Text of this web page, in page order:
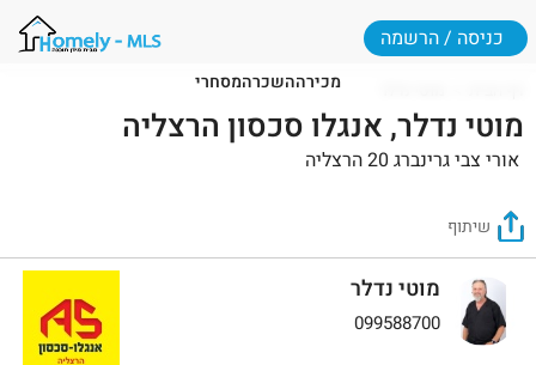
מכירההשכרהמסחרי
כניסה / הרשמה
מוטי נדלר, אנגלו סכסון הרצליה
אורי צבי גרינברג 20 הרצליה
שיתוף
מוטי נדלר
099588700